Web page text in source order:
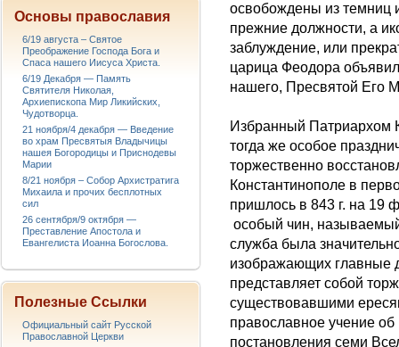
освобождены из темниц
прежние должности, а
заблуждение, или
царица Феодора
нашего, Пресвятой Его
Избранный Патриархом
тогда же особое
торжественно
Константинополе в
пришлось в 843 г. на 19
особый чин,
служба была
изображающих главные
представляет собой
существовавшими
православное учение
постановления семи
Основы православия
6/19 августа – Святое
Преображение Господа Бога и
Спаса нашего Иисуса Христа.
6/19 Декабря — Память
Святителя Николая,
Архиепископа Мир Ликийских,
Чудотворца.
21 ноября/4 декабря — Введение
во храм Пресвятыя Владычицы
нашея Богородицы и Приснодевы
Марии
8/21 ноября – Собор Архистратига
Михаила и прочих бесплотных
сил
26 сентября/9 октября —
Преставление Апостола и
Евангелиста Иоанна Богослова.
Полезные Ссылки
Официальный сайт Русской
Православной Церкви